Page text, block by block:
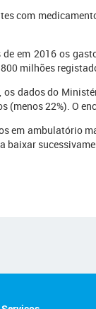
com
em 2016 os
milhões
os dados do
(menos 22%). O
em ambulatório
baixar